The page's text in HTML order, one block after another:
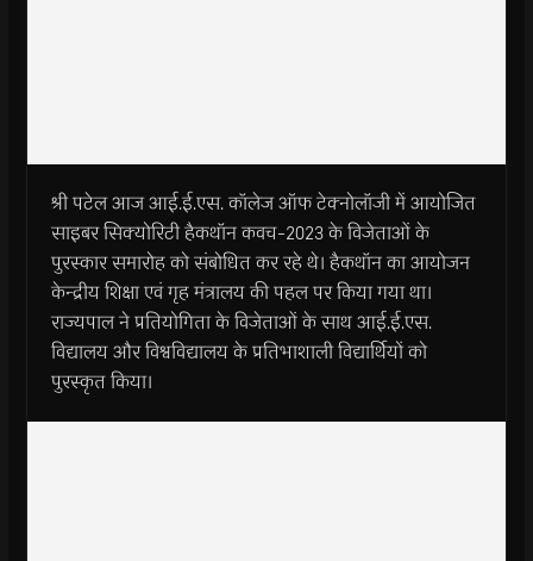
श्री पटेल आज आई.ई.एस. कॉलेज ऑफ टेक्नोलॉजी में आयोजित
साइबर सिक्योरिटी हैकथॉन कवच-2023 के विजेताओं के
पुरस्कार समारोह को संबोधित कर रहे थे। हैकथॉन का आयोजन
केन्द्रीय शिक्षा एवं गृह मंत्रालय की पहल पर किया गया था।
राज्यपाल ने प्रतियोगिता के विजेताओं के साथ आई.ई.एस.
विद्यालय और विश्वविद्यालय के प्रतिभाशाली विद्यार्थियों को
पुरस्कृत किया।